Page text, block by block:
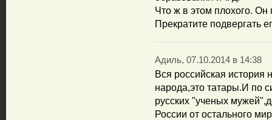
Что ж в этом плохого. Он
Прекратите подвергать
Адиль, 07.10.2014 в 14:38
Вся российская история
народа,это татары.И по
русских "ученых
России от остального